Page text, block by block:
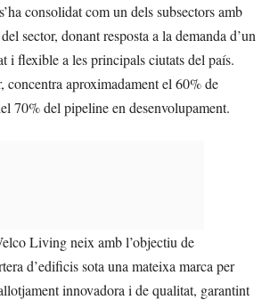
consolidat com un dels subsectors amb
sector, donant resposta a la demanda d’un
i flexible a les principals ciutats del país.
concentra aproximadament el 60% de
70% del pipeline en desenvolupament.
Living neix amb l’objectiu de
d’edificis sota una mateixa marca per
innovadora i de qualitat, garantint